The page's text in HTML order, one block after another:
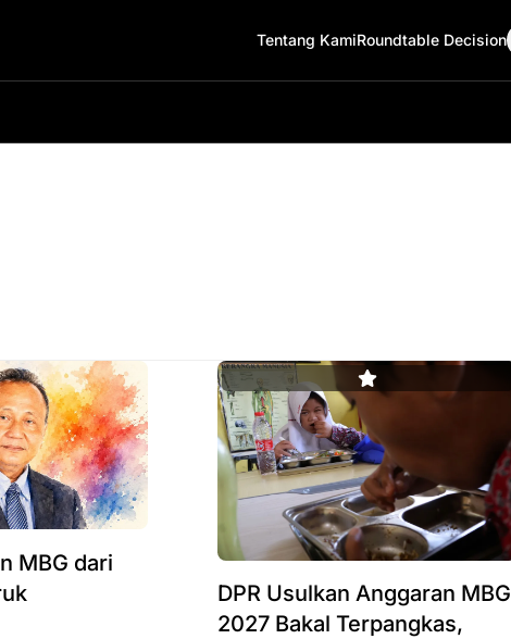
Tentang KamiRoundtable Decision
MBG dari
DPR Usulkan Anggaran MBG
2027 Bakal Terpangkas,